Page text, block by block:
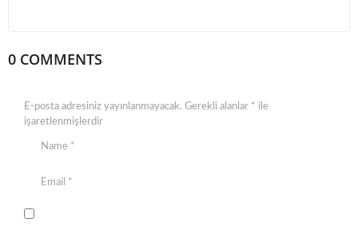
0 COMMENTS
E-posta adresiniz yayınlanmayacak. Gerekli alanlar * ile
işaretlenmişlerdir